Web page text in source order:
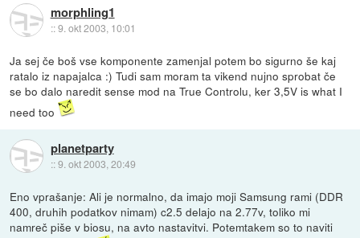
morphling1
::9. okt 2003, 10:01
Ja sej če boš vse komponente zamenjal potem bo sigurno še kaj
ratalo iz napajalca :) Tudi sam moram ta vikend nujno sprobat če
se bo dalo naredit sense mod na True Controlu, ker 3,5V is what I
need too
planetparty
::9. okt 2003, 20:49
Eno vprašanje: Ali je normalno, da imajo moji Samsung rami (DDR
400, druhih podatkov nimam) c2.5 delajo na 2.77v, toliko mi
namreč piše v biosu, na avto nastavitvi. Potemtakem so to naviti